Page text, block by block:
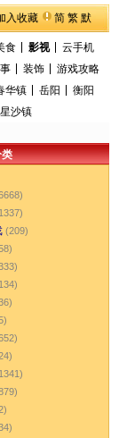
入收藏 简 繁 默
食 影视
云手机
装饰
游戏攻略
华镇 岳阳
衡阳
星沙镇
(209)